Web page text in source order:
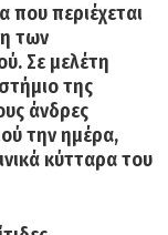
που περιέχεται
των
Σε μελέτη
της
άνδρες
την ημέρα,
κύτταρα του